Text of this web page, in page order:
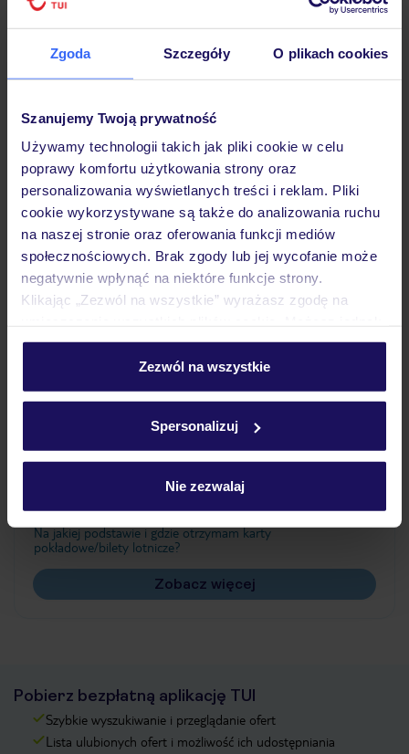
Zgoda Szczegóły O plikach cookies
Szanujemy Twoją prywatność
Używamy technologii takich jak pliki cookie w celu
poprawy komfortu użytkowania strony oraz
personalizowania wyświetlanych treści i reklam. Pliki
cookie wykorzystywane są także do analizowania ruchu
na naszej stronie oraz oferowania funkcji mediów
społecznościowych. Brak zgody lub jej wycofanie może
negatywnie wpłynąć na niektóre funkcje strony.
Klikając „Zezwól na wszystkie” wyrażasz zgodę na
personalizować swój wybór wchodząc w zakładkę
Szczegółowe informacje o plikach cookie znajdziesz
Zezwól na wszystkie
Spersonalizuj
Nie zezwalaj
Opinie
Pokoje
Wyżywienie
Atrakcje
Ważne informacje
Często zadawane pytania
Jak zmienić uczestników/osobę zgłaszającą?
Czy w Hotelu będzie przedstawiciel TUI?
Na jakiej podstawie i gdzie otrzymam karty
pokładowe/bilety lotnicze?
Zobacz więcej
Pobierz bezpłatną aplikację TUI
Szybkie wyszukiwanie i przeglądanie ofert
Lista ulubionych ofert i możliwość ich udostępniania